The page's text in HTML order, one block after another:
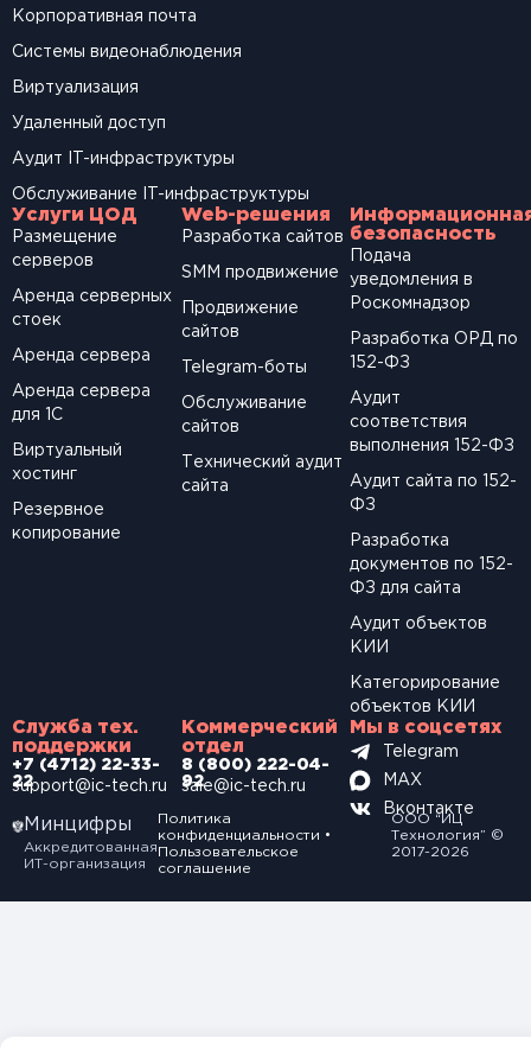
Корпоративная почта
Системы видеонаблюдения
Виртуализация
Удаленный доступ
Аудит IT-инфраструктуры
Обслуживание IT-инфраструктуры
Услуги ЦОД
Размещение
серверов
Аренда серверных
стоек
Аренда сервера
Аренда сервера
для 1С
Виртуальный
хостинг
Резервное
копирование
Web-решения
Разработка сайтов
SМM продвижение
Продвижение
сайтов
Telegram-боты
Обслуживание
сайтов
Технический аудит
сайта
безопасность
Подача
уведомления в
Роскомнадзор
Разработка ОРД по
152-ФЗ
Аудит
соответствия
выполнения 152-ФЗ
Аудит сайта по 152-
ФЗ
Разработка
документов по 152-
ФЗ для сайта
Аудит объектов
КИИ
Категорирование
объектов КИИ
Служба тех.
поддержки
+7 (4712) 22-33-
22
support@ic-tech.ru
Коммерческий
отдел
8 (800) 222-04-
92
sale@ic-tech.ru
Мы в соцсетях
Telegram
MAX
Вконтакте
Минцифры
Аккредитованная
ИТ-организация
Политика
конфиденциальности •
Пользовательское
соглашение
ООО “ИЦ
Технология” ©
2017-2026